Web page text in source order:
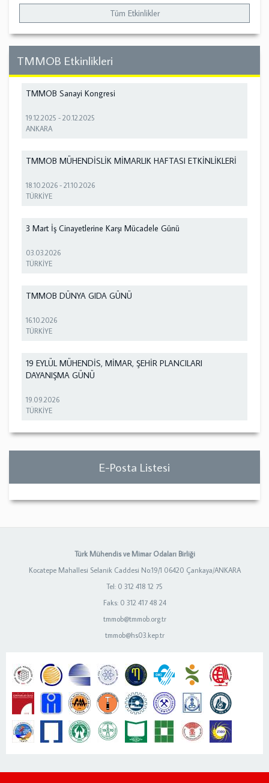
Tüm Etkinlikler
TMMOB Etkinlikleri
TMMOB Sanayi Kongresi
19.12.2025 -20.12.2025
ANKARA
TMMOB MÜHENDİSLİK MİMARLIK HAFTASI ETKİNLİKLERİ
18.10.2026 -21.10.2026
TÜRKİYE
3 Mart İş Cinayetlerine Karşı Mücadele Günü
03.03.2026
TÜRKİYE
TMMOB DÜNYA GIDA GÜNÜ
16.10.2026
TÜRKİYE
19 EYLÜL MÜHENDİS, MİMAR, ŞEHİR PLANCILARI
DAYANIŞMA GÜNÜ
19.09.2026
TÜRKİYE
E-Posta Listesi
Türk Mühendis ve Mimar Odaları Birliği
Kocatepe Mahallesi Selanik Caddesi No:19/1 06420 Çankaya/ANKARA
Tel: 0 312 418 12 75
Faks: 0 312 417 48 24
tmmob@tmmob.org.tr
tmmob@hs03.kep.tr